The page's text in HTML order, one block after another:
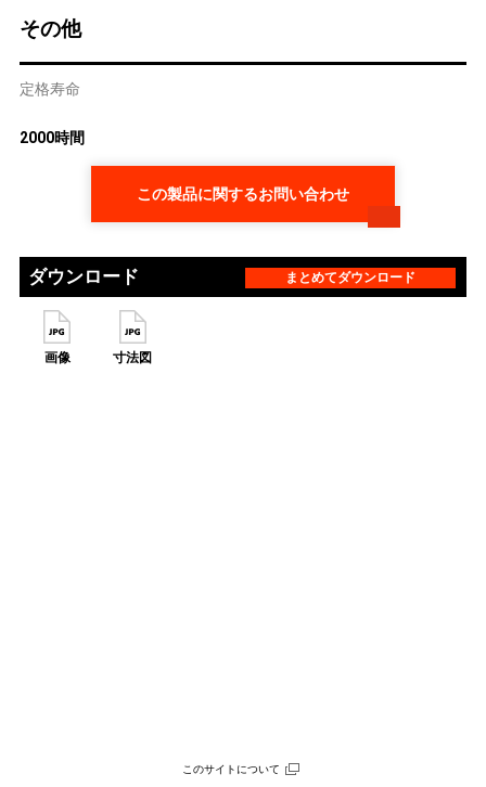
その他
定格寿命
2000時間
この製品に関するお問い合わせ
ダウンロード まとめてダウンロード
画像 寸法図
このサイトについて